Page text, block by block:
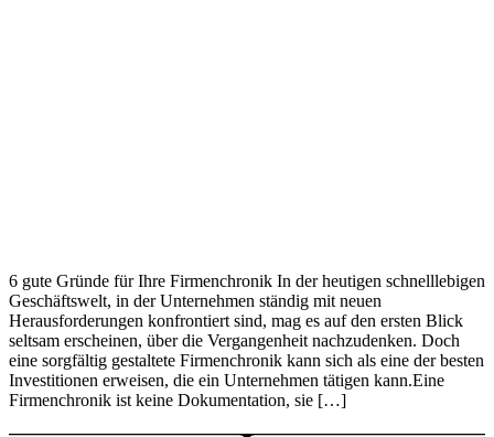
6 gute Gründe für Ihre Firmenchronik In der heutigen schnelllebigen
Geschäftswelt, in der Unternehmen ständig mit neuen
Herausforderungen konfrontiert sind, mag es auf den ersten Blick
seltsam erscheinen, über die Vergangenheit nachzudenken. Doch
eine sorgfältig gestaltete Firmenchronik kann sich als eine der besten
Investitionen erweisen, die ein Unternehmen tätigen kann.Eine
Firmenchronik ist keine Dokumentation, sie […]